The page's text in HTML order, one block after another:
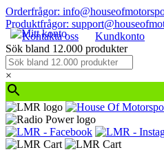
Orderfrågor:
Produktfrågor:
Kontakta oss
Kundkonto
Sök bland 12.000 produkter
×